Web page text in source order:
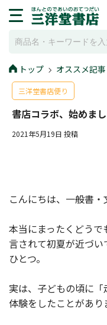
トップ オススメ記
三洋堂書店便り
書店コラボ、始めま
2021年5月19日 投稿
こんにちは、一般書・
本当にまったくどう
言されて初夏が近づ
ひとつ。
実は、子どもの頃に
体験をしたことがあり